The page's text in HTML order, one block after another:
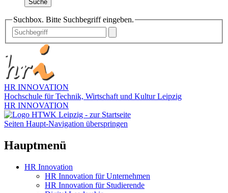
Suche
Suchbox. Bitte Suchbegriff eingeben.
HR INNOVATION
Hochschule für Technik, Wirtschaft und Kultur Leipzig
HR INNOVATION
Seiten Haupt-Navigation überspringen
Hauptmenü
HR Innovation
HR Innovation für Unternehmen
HR Innovation für Studierende